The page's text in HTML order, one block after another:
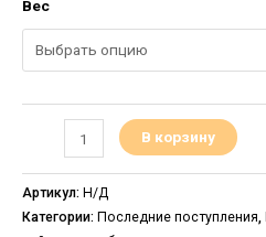
Вес
В корзину
Артикул: Н/Д
Категории: Последние поступления,